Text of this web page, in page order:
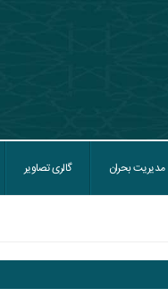
مدیریت بحران گالری تصاویر